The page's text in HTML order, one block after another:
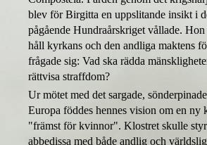
blevför Birgittaen uppslitandeinsikt i
pågående Hundraårskriget vållade.Hon
håll kyrkans och den andliga maktens
frågade sig: Vad ska rädda
rättvisa straffdom?
Ur mötet med det sargade,
Europa föddes hennes vision om en ny
"främst för kvinnor". Klostret skulle
abbedissa med både andlig och